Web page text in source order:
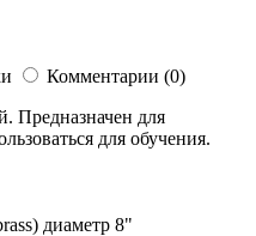
Комментарии (0)
Предназначен для
для обучения.
диаметр 8"